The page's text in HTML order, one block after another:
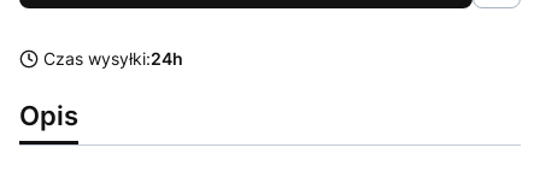
Czas wysyłki:24h
Opis